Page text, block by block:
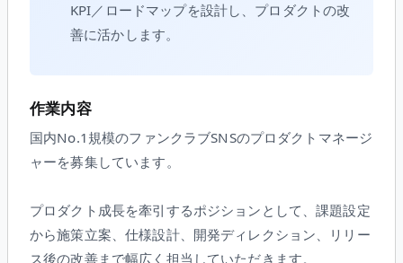
KPI／ロードマップを設計し、プロダクトの改
善に活かします。
作業内容
国内No.1規模のファンクラブSNSのプロダクトマネージ
ャーを募集しています。
プロダクト成長を牽引するポジションとして、課題設定
から施策立案、仕様設計、開発ディレクション、リリー
ス後の改善まで幅広く担当していただきます。